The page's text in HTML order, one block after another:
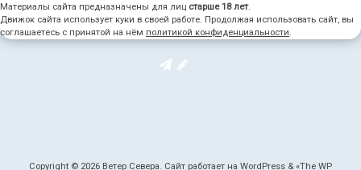
Материалы сайта предназначены для лиц старше 18 лет.
Движок сайта использует куки в своей работе. Продолжая использовать сайт, вы
соглашаетесь с принятой на нём политикой конфиденциальности.
Copyright © 2026 Ветер Севера. Сайт работает на WordPress & «The WP